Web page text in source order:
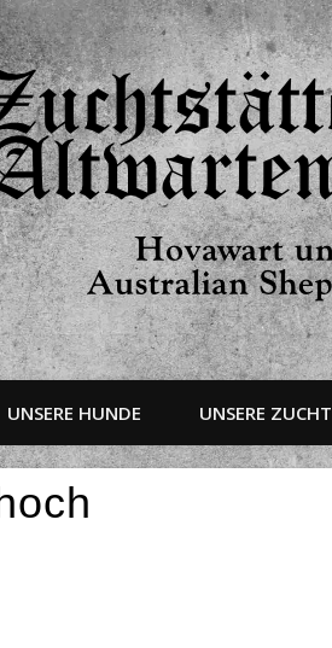
UNSERE HUNDE UNSERE ZUCHT